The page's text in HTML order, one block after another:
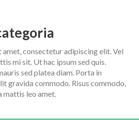
consectetur adipiscing elit. Vel
mi sit. Ut hac ipsum sed quis.
sed platea diam. Porta in
gravida commodo. Risus commodo,
mattis leo amet.